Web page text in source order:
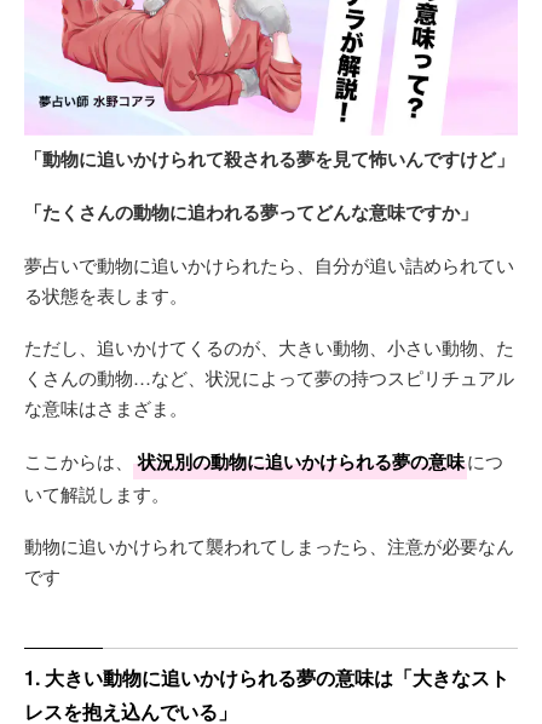
「動物に追いかけられて殺される夢を見て怖いんですけど」
「たくさんの動物に追われる夢ってどんな意味ですか」
夢占いで動物に追いかけられたら、自分が追い詰められてい
る状態を表します。
ただし、追いかけてくるのが、大きい動物、小さい動物、た
くさんの動物…など、状況によって夢の持つスピリチュアル
な意味はさまざま。
ここからは、 状況別の動物に追いかけられる夢の意味につ
いて解説します。
動物に追いかけられて襲われてしまったら、注意が必要なん
です
1. 大きい動物に追いかけられる夢の意味は「大きなスト
レスを抱え込んでいる」